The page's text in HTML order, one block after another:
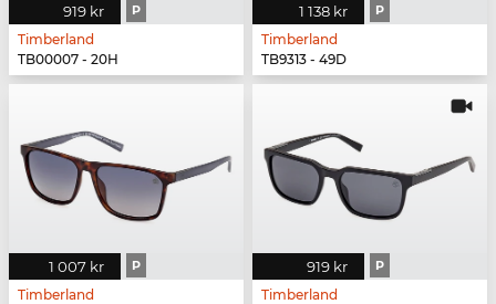
919 kr P
Timberland
TB00007 - 20H
1 138 kr P
Timberland
TB9313 - 49D
1 007 kr P
Timberland
919 kr P
Timberland